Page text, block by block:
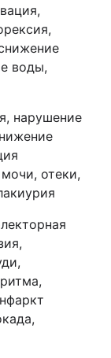
воды,
нарушение
отеки,